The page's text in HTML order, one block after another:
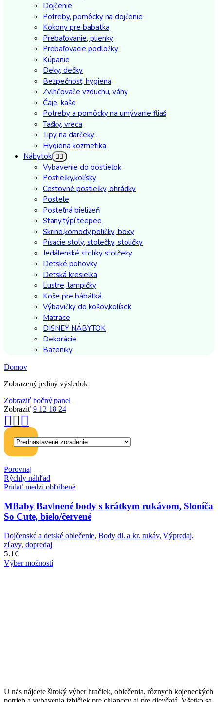
Dojčenie
Potreby, pomôcky na dojčenie
Kokony pre babatka
Prebaľovanie, plienky
Prebaľovacie podložky
Kúpanie
Deky, dečky
Bezpečnosť, hygiena
Zvlhčovače vzduchu, váhy
Čaje, kaše
Potreby a pomôcky na umývanie fliaš
Tašky, vreca
Tipy na darčeky
Hygiena kozmetika
Nábytok
Vybavenie do postieľok
Postieľky,kolísky
Cestovné postieľky, ohrádky
Postele
Posteľná bielizeň
Stany,týpí,teepee
Skrine,komody,poličky, boxy
Písacie stoly, stolečky, stoličky
Jedálenské stolíky stolčeky
Detské pohovky
Detská kresielka
Lustre, lampičky
Koše pre bábätká
Výbavičky do košov,kolísok
Matrace
DISNEY NÁBYTOK
Dekorácie
Bazeniky
Domov
Zobrazený jediný výsledok
Zobraziť bočný panel
Zobraziť 9 12 18 24
Porovnaj
Rýchly náhľad
Pridať medzi obľúbené
MBaby Bavlnené body s krátkym rukávom, Sloníča
So Cute, bielo/červené
Dojčenské a detské oblečenie, Body dl. a kr. rukáv, Výpredaj,
zľavy, dopredaj
5.1€
Výber možností
U nás nájdete široký výber hračiek, oblečenia, rôznych kojeneckých
potrieb a vybavenia izbičiek pre chlapcov aj pre dievčatá. Všetko sa